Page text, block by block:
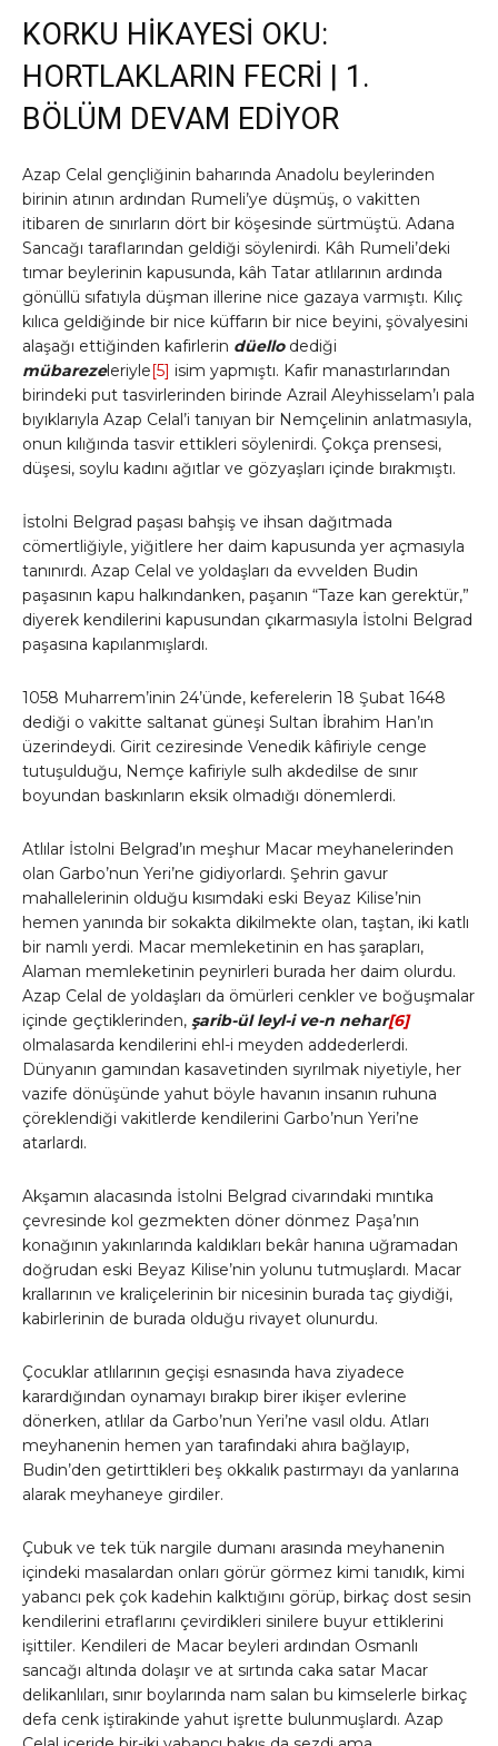
KORKU HİKAYESİ OKU:
HORTLAKLARIN FECRİ | 1.
BÖLÜM DEVAM EDİYOR
Azap Celal gençliğinin baharında Anadolu beylerinden
birinin atının ardından Rumeli’ye düşmüş, o vakitten
itibaren de sınırların dört bir köşesinde sürtmüştü. Adana
Sancağı taraflarından geldiği söylenirdi. Kâh Rumeli’deki
tımar beylerinin kapusunda, kâh Tatar atlılarının ardında
gönüllü sıfatıyla düşman illerine nice gazaya varmıştı. Kılıç
kılıca geldiğinde bir nice küffarın bir nice beyini, şövalyesini
alaşağı ettiğinden kafirlerin düellodediği
mübarezeleriyle[5] isim yapmıştı. Kafir manastırlarından
birindeki put tasvirlerinden birinde Azrail Aleyhisselam’ı pala
bıyıklarıyla Azap Celal’i tanıyan bir Nemçelinin anlatmasıyla,
onun kılığında tasvir ettikleri söylenirdi. Çokça prensesi,
düşesi, soylu kadını ağıtlar ve gözyaşları içinde bırakmıştı.
İstolni Belgrad paşası bahşiş ve ihsan dağıtmada
cömertliğiyle, yiğitlere her daim kapusunda yer açmasıyla
tanınırdı. Azap Celal ve yoldaşları da evvelden Budin
paşasının kapu halkındanken, paşanın “Taze kan gerektür,”
diyerek kendilerini kapusundan çıkarmasıyla İstolni Belgrad
paşasına kapılanmışlardı.
1058 Muharrem’inin 24’ünde, keferelerin 18 Şubat 1648
dediği o vakitte saltanat güneşi Sultan İbrahim Han’ın
üzerindeydi. Girit ceziresinde Venedik kâfiriyle cenge
tutuşulduğu, Nemçe kafiriyle sulh akdedilse de sınır
boyundan baskınların eksik olmadığı dönemlerdi.
Atlılar İstolni Belgrad’ın meşhur Macar meyhanelerinden
olan Garbo’nun Yeri’ne gidiyorlardı. Şehrin gavur
mahallelerinin olduğu kısımdaki eski Beyaz Kilise’nin
hemen yanında bir sokakta dikilmekte olan, taştan, iki katlı
bir namlı yerdi. Macar memleketinin en has şarapları,
Alaman memleketinin peynirleri burada her daim olurdu.
Azap Celal de yoldaşları da ömürleri cenkler ve boğuşmalar
içinde geçtiklerinden, şarib-ül leyl-i ve-n nehar[6]
olmalasarda kendilerini ehl-i meyden addederlerdi.
Dünyanın gamından kasavetinden sıyrılmak niyetiyle, her
vazife dönüşünde yahut böyle havanın insanın ruhuna
çöreklendiği vakitlerde kendilerini Garbo’nun Yeri’ne
atarlardı.
Akşamın alacasında İstolni Belgrad civarındaki mıntıka
çevresinde kol gezmekten döner dönmez Paşa’nın
konağının yakınlarında kaldıkları bekâr hanına uğramadan
doğrudan eski Beyaz Kilise’nin yolunu tutmuşlardı. Macar
krallarının ve kraliçelerinin bir nicesinin burada taç giydiği,
kabirlerinin de burada olduğu rivayet olunurdu.
Çocuklar atlılarının geçişi esnasında hava ziyadece
karardığından oynamayı bırakıp birer ikişer evlerine
dönerken, atlılar da Garbo’nun Yeri’ne vasıl oldu. Atları
meyhanenin hemen yan tarafındaki ahıra bağlayıp,
Budin’den getirttikleri beş okkalık pastırmayı da yanlarına
alarak meyhaneye girdiler.
Çubuk ve tek tük nargile dumanı arasında meyhanenin
içindeki masalardan onları görür görmez kimi tanıdık, kimi
yabancı pek çok kadehin kalktığını görüp, birkaç dost sesin
kendilerini etraflarını çevirdikleri sinilere buyur ettiklerini
işittiler. Kendileri de Macar beyleri ardından Osmanlı
sancağı altında dolaşır ve at sırtında caka satar Macar
delikanlıları, sınır boylarında nam salan bu kimselerle birkaç
defa cenk iştirakinde yahut işrette bulunmuşlardı. Azap